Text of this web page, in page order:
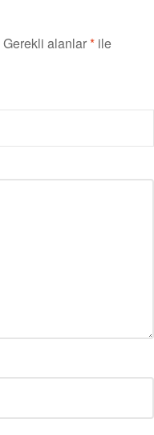
Gerekli alanlar* ile